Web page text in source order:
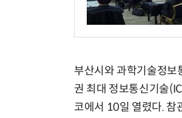
부산시와 과학기술정보
권 최대 정보통신기술
코에서 10일 열렸다. 참